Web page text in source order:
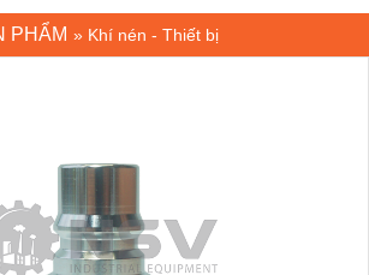
PHẨM » Khí nén - Thiết bị